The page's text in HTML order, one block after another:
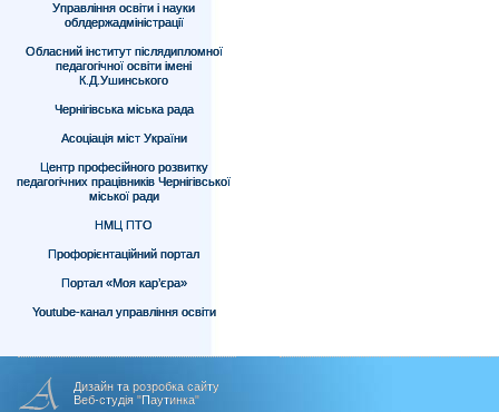
Управління освіти і науки
облдержадміністрації
Обласний інститут післядипломної
педагогічної освіти імені
К.Д.Ушинського
Чернігівська міська рада
Асоціація міст України
Центр професійного розвитку
педагогічних працівників Чернігівської
міської ради
НМЦ ПТО
Профорієнтаційний портал
Портал «Моя кар’єра»
Youtube-канал управління освіти
Дизайн та розробка сайту
Веб-студія "Паутинка"